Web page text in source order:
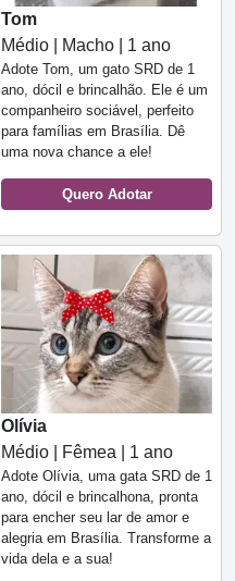
Tom
Médio | Macho | 1 ano
Adote Tom, um gato SRD de 1
ano, dócil e brincalhão. Ele é um
companheiro sociável, perfeito
para famílias em Brasília. Dê
uma nova chance a ele!
Quero Adotar
Olívia
Médio | Fêmea | 1 ano
Adote Olívia, uma gata SRD de 1
ano, dócil e brincalhona, pronta
para encher seu lar de amor e
alegria em Brasília. Transforme a
vida dela e a sua!